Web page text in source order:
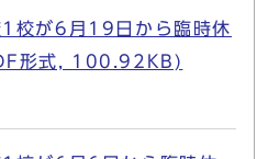
1校が6月19日から臨時休
形式, 100.92KB)